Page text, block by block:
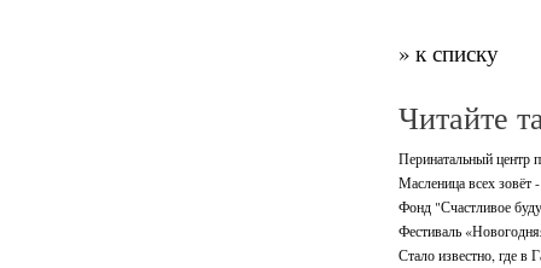
» к списку
Читайте
Перинатальный центр
Масленица всех зовёт
Фонд "Счастливое
Фестиваль
Стало известно, где в